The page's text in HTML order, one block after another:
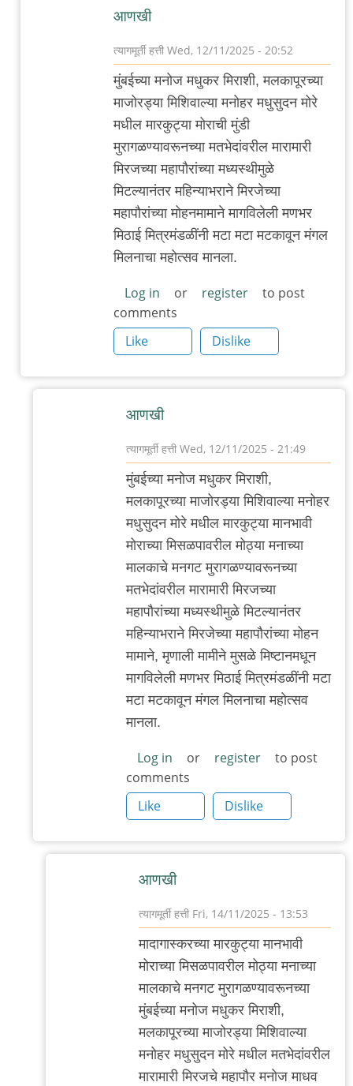
हत्ती
आणखी
त्यागमूर्ती हत्ती Wed, 12/11/2025 - 20:52
In
reply
चा
अनुप्रास
त्यागमूर्ती
हत्ती
मुंबईच्या मनोज मधुकर मिराशी, मलकापूरच्या
माजोरड्या मिशिवाल्या मनोहर मधुसुदन मोरे
मधील मारकुट्या मोराची मुंडी
मुरागळण्यावरूनच्या मतभेदांवरील मारामारी
मिरजच्या महापौरांच्या मध्यस्थीमुळे
मिटल्यानंतर महिन्याभराने मिरजेच्या
महापौरांच्या मोहनमामाने मागविलेली मणभर
मिठाई मित्रमंडळींनी मटा मटा मटकावून मंगल
मिलनाचा महोत्सव मानला.
Log in or register
to post
comments
Like
Dislike
आणखी
त्यागमूर्ती हत्ती Wed, 12/11/2025 - 21:49
In
reply
आणखी
त्यागमूर्ती
मुंबईच्या मनोज मधुकर मिराशी,
मलकापूरच्या माजोरड्या मिशिवाल्या मनोहर
मधुसुदन मोरे मधील मारकुट्या मानभावी
मोराच्या मिसळपावरील मोठ्या मनाच्या
मालकाचे मनगट मुरागळण्यावरूनच्या
मतभेदांवरील मारामारी मिरजच्या
महापौरांच्या मध्यस्थीमुळे मिटल्यानंतर
महिन्याभराने मिरजेच्या महापौरांच्या मोहन
मामाने, मृणाली मामीने मुसळे मिष्टानमधून
मागविलेली मणभर मिठाई मित्रमंडळींनी मटा
मटा मटकावून मंगल मिलनाचा महोत्सव
मानला.
Log in or register
to post
comments
Like
Dislike
आणखी
त्यागमूर्ती हत्ती Fri, 14/11/2025 - 13:53
reply
आणखी
by
त्यागमूर्ती
मादागास्करच्या मारकुट्या मानभावी
मोराच्या मिसळपावरील मोठ्या मनाच्या
मालकाचे मनगट मुरागळण्यावरूनच्या
मुंबईच्या मनोज मधुकर मिराशी,
मलकापूरच्या माजोरड्या मिशिवाल्या
मनोहर मधुसुदन मोरे मधील मतभेदांवरील
मारामारी मिरजचे महापौर मनोज माधव